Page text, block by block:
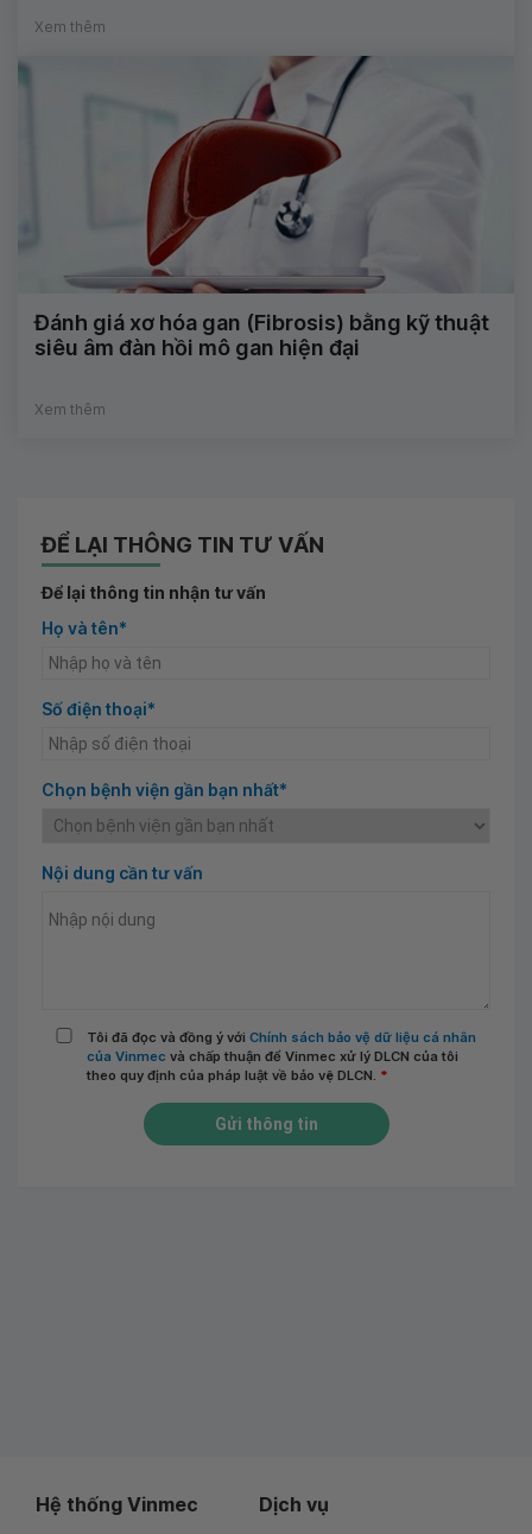
Xem thêm
Đánh giá xơ hóa gan (Fibrosis) bằng kỹ thuật
siêu âm đàn hồi mô gan hiện đại
Xem thêm
ĐỂ LẠI THÔNG TIN TƯ VẤN
Để lại thông tin nhận tư vấn
Họ và tên*
Số điện thoại*
Chọn bệnh viện gần bạn nhất*
Nội dung cần tư vấn
Tôi đã đọc và đồng ý với Chính sách bảo vệ dữ liệu cá nhân
của Vinmec và chấp thuận để Vinmec xử lý DLCN của tôi
theo quy định của pháp luật về bảo vệ DLCN. *
Gửi thông tin
Hệ thống Vinmec Dịch vụ